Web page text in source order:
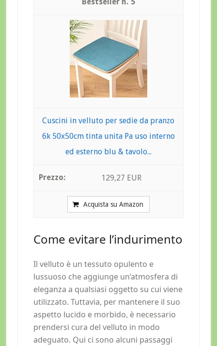
Cuscini in velluto per sedie da pranzo
6k 50x50cm tinta unita Pa uso interno
ed esterno blu & tavolo...
129,27 EUR
Acquista su Amazon
Come evitare l’indurimento
Il velluto è un tessuto opulento e
lussuoso che aggiunge un’atmosfera di
eleganza a qualsiasi oggetto su cui viene
utilizzato. Tuttavia, per mantenere il suo
aspetto lucido e morbido, è necessario
prendersi cura del velluto in modo
adeguato. Qui ci sono alcuni passaggi